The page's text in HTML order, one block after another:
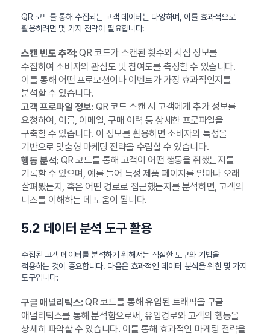
QR 코드를 통해 수집되는 고객 데이터는 다양하며, 이를 효과적으로
활용하려면 몇 가지 전략이 필요합니다:
스캔 빈도 추적:QR 코드가 스캔된 횟수와 시점 정보를
수집하여 소비자의 관심도 및 참여도를 측정할 수 있습니다.
이를 통해 어떤 프로모션이나 이벤트가 가장 효과적인지를
분석할 수 있습니다.
고객 프로파일 정보:QR 코드 스캔 시 고객에게 추가 정보를
요청하여, 이름, 이메일, 구매 이력 등 상세한 프로파일을
구축할 수 있습니다. 이 정보를 활용하면 소비자의 특성을
기반으로 맞춤형 마케팅 전략을 수립할 수 있습니다.
행동 분석:QR 코드를 통해 고객이 어떤 행동을 취했는지를
기록할 수 있으며, 예를 들어 특정 제품 페이지를 얼마나 오래
살펴봤는지, 혹은 어떤 경로로 접근했는지를 분석하면, 고객의
니즈를 이해하는 데 도움이 됩니다.
5.2 데이터 분석 도구 활용
수집된 고객 데이터를 분석하기 위해서는 적절한 도구와 기법을
적용하는 것이 중요합니다. 다음은 효과적인 데이터 분석을 위한 몇 가지
도구입니다:
구글 애널리틱스:QR 코드를 통해 유입된 트래픽을 구글
애널리틱스를 통해 분석함으로써, 유입경로와 고객의 행동을
상세히 파악할 수 있습니다. 이를 통해 효과적인 마케팅 전략을